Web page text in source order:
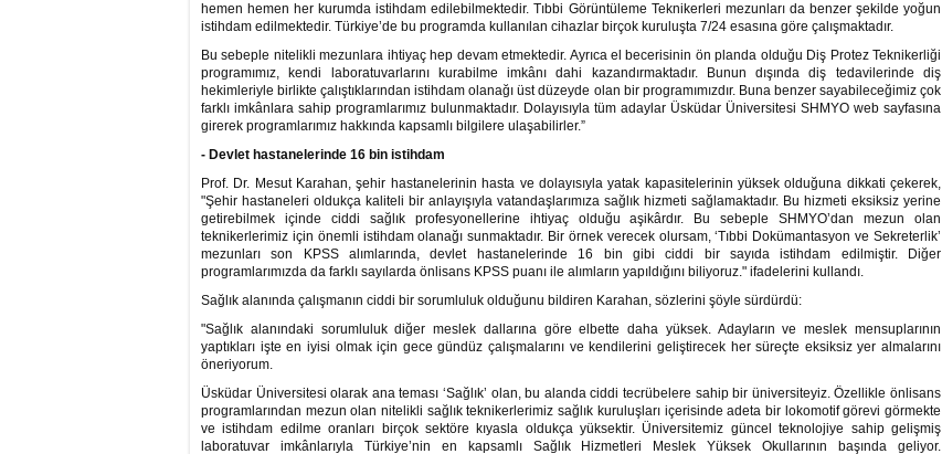
hemen hemen her kurumda istihdam edilebilmektedir. Tıbbi Görüntüleme Teknikerleri mezunları da benzer şekilde yoğun
istihdam edilmektedir. Türkiye’de bu programda kullanılan cihazlar birçok kuruluşta 7/24 esasına göre çalışmaktadır.
Bu sebeple nitelikli mezunlara ihtiyaç hep devam etmektedir. Ayrıca el becerisinin ön planda olduğu Diş Protez Teknikerliği
programımız, kendi laboratuvarlarını kurabilme imkânı dahi kazandırmaktadır. Bunun dışında diş tedavilerinde diş
hekimleriyle birlikte çalıştıklarından istihdam olanağı üst düzeyde olan bir programımızdır. Buna benzer sayabileceğimiz çok
farklı imkânlara sahip programlarımız bulunmaktadır. Dolayısıyla tüm adaylar Üsküdar Üniversitesi SHMYO web sayfasına
girerek programlarımız hakkında kapsamlı bilgilere ulaşabilirler.”
- Devlet hastanelerinde 16 bin istihdam
Prof. Dr. Mesut Karahan, şehir hastanelerinin hasta ve dolayısıyla yatak kapasitelerinin yüksek olduğuna dikkati çekerek,
"Şehir hastaneleri oldukça kaliteli bir anlayışıyla vatandaşlarımıza sağlık hizmeti sağlamaktadır. Bu hizmeti eksiksiz yerine
getirebilmek içinde ciddi sağlık profesyonellerine ihtiyaç olduğu aşikârdır. Bu sebeple SHMYO’dan mezun olan
teknikerlerimiz için önemli istihdam olanağı sunmaktadır. Bir örnek verecek olursam, ‘Tıbbi Dokümantasyon ve Sekreterlik’
mezunları son KPSS alımlarında, devlet hastanelerinde 16 bin gibi ciddi bir sayıda istihdam edilmiştir. Diğer
programlarımızda da farklı sayılarda önlisans KPSS puanı ile alımların yapıldığını biliyoruz." ifadelerini kullandı.
Sağlık alanında çalışmanın ciddi bir sorumluluk olduğunu bildiren Karahan, sözlerini şöyle sürdürdü:
"Sağlık alanındaki sorumluluk diğer meslek dallarına göre elbette daha yüksek. Adayların ve meslek mensuplarının
yaptıkları işte en iyisi olmak için gece gündüz çalışmalarını ve kendilerini geliştirecek her süreçte eksiksiz yer almalarını
öneriyorum.
Üsküdar Üniversitesi olarak ana teması ‘Sağlık’ olan, bu alanda ciddi tecrübelere sahip bir üniversiteyiz. Özellikle önlisans
programlarından mezun olan nitelikli sağlık teknikerlerimiz sağlık kuruluşları içerisinde adeta bir lokomotif görevi görmekte
ve istihdam edilme oranları birçok sektöre kıyasla oldukça yüksektir. Üniversitemiz güncel teknolojiye sahip gelişmiş
laboratuvar imkânlarıyla Türkiye’nin en kapsamlı Sağlık Hizmetleri Meslek Yüksek Okullarının başında geliyor.